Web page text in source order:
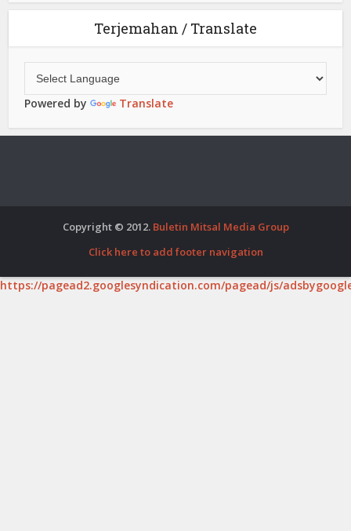
Terjemahan / Translate
Powered by Translate
Copyright © 2012. Buletin Mitsal Media Group
Click here to add footer navigation
https://pagead2.googlesyndication.com/pagead/js/